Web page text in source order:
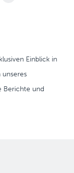
Einblick in
Berichte und